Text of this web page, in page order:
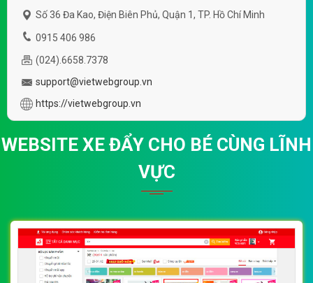
Số 36 Đa Kao, Điện Biên Phủ, Quận 1, TP. Hồ Chí Minh
0915 406 986
(024).6658.7378
support@vietwebgroup.vn
https://vietwebgroup.vn
WEBSITE XE ĐẨY CHO BÉ CÙNG LĨNH
VỰC